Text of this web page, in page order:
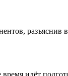
разъяснив
идёт